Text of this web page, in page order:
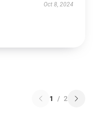
Oct 8, 2024
1 / 2